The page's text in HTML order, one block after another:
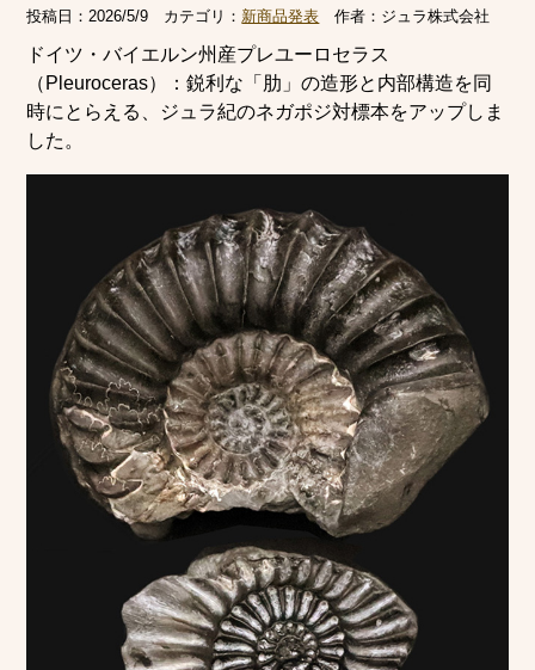
投稿日：2026/5/9 カテゴリ： 新商品発表 作者： ジュラ株式会社
ドイツ・バイエルン州産プレユーロセラス
（Pleuroceras）：鋭利な「肋」の造形と内部構造を同
時にとらえる、ジュラ紀のネガポジ対標本をアップしま
した。